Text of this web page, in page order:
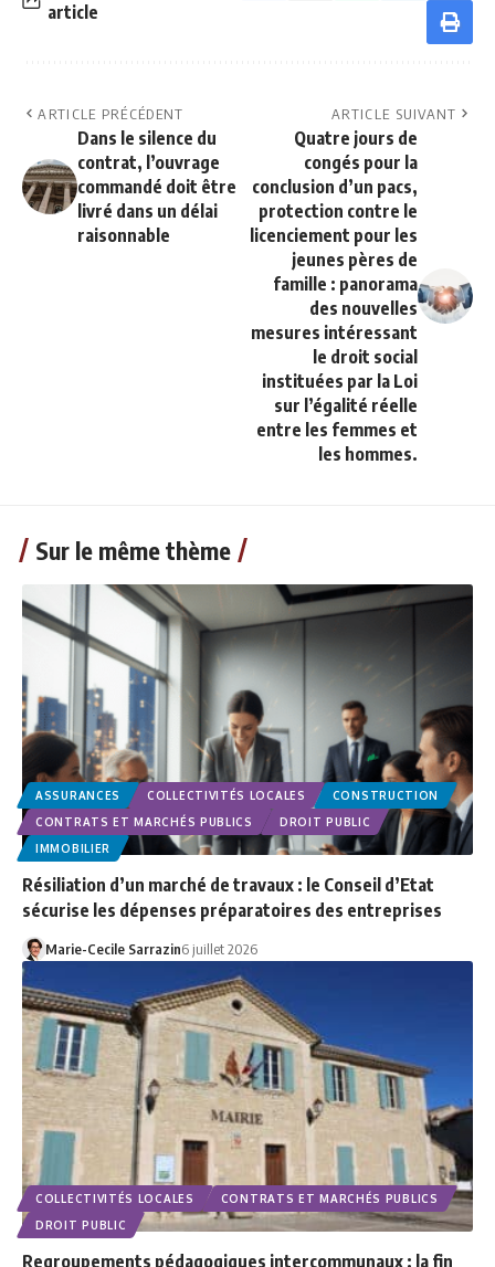
article
ARTICLE PRÉCÉDENT
Dans le silence du
contrat, l’ouvrage
commandé doit être
livré dans un délai
raisonnable
ARTICLE SUIVANT
Quatre jours de
congés pour la
conclusion d’un pacs,
protection contre le
licenciement pour les
jeunes pères de
famille : panorama
des nouvelles
mesures intéressant
le droit social
instituées par la Loi
sur l’égalité réelle
entre les femmes et
les hommes.
Sur le même thème
ASSURANCES COLLECTIVITÉS LOCALES
CONSTRUCTION
CONTRATS ET MARCHÉS PUBLICS
DROIT PUBLIC
IMMOBILIER
Résiliation d’un marché de travaux : le Conseil d’Etat
sécurise les dépenses préparatoires des entreprises
Marie-Cecile Sarrazin6 juillet 2026
COLLECTIVITÉS LOCALES
CONTRATS ET MARCHÉS PUBLICS
DROIT PUBLIC
Regroupements pédagogiques intercommunaux : la fin